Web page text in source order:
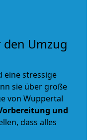
Umzug
eine stressige
sie über große
von Wuppertal
und
dass alles